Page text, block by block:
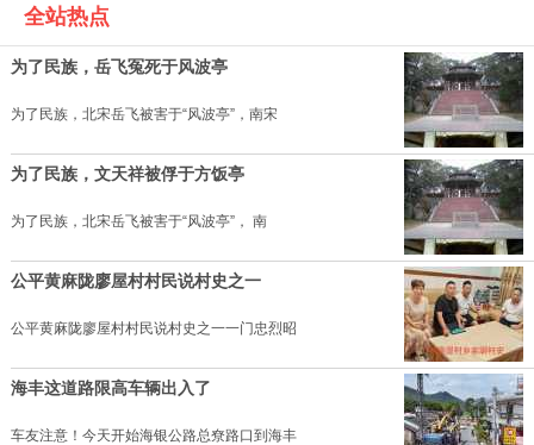
全站热点
为了民族，岳飞冤死于风波亭
为了民族，北宋岳飞被害于“风波亭”，南宋
为了民族，文天祥被俘于方饭亭
为了民族，北宋岳飞被害于“风波亭”， 南
公平黄麻陇廖屋村村民说村史之一
公平黄麻陇廖屋村村民说村史之一一门忠烈昭
海丰这道路限高车辆出入了
车友注意！今天开始海银公路总尞路口到海丰